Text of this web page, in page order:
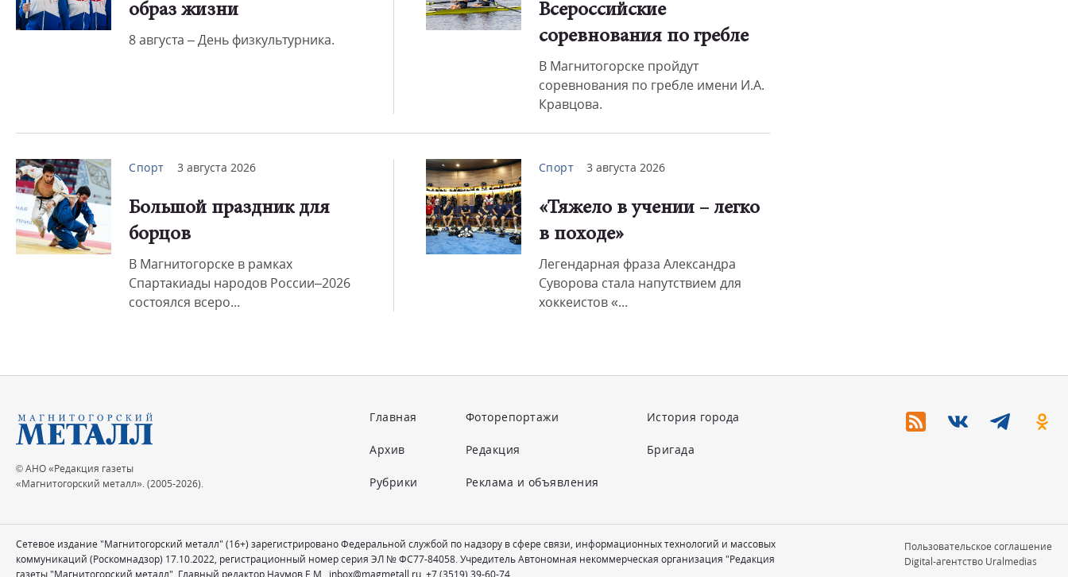
образ жизни
8 августа – День физкультурника.
Всероссийские
соревнования по гребле
В Магнитогорске пройдут
соревнования по гребле имени И.А.
Кравцова.
Спорт 3 августа 2026
Большой праздник для
борцов
В Магнитогорске в рамках
Спартакиады народов России–2026
состоялся всеро...
Спорт 3 августа 2026
«Тяжело в учении – легко
в походе»
Легендарная фраза Александра
Суворова стала напутствием для
хоккеистов «...
© АНО «Редакция газеты
«Магнитогорский металл». (2005-2026).
Главная
Архив
Рубрики
Фоторепортажи
Редакция
Реклама и объявления
История города
Бригада
Сетевое издание "Магнитогорский металл" (16+) зарегистрировано Федеральной службой по надзору в сфере связи, информационных технологий и массовых
коммуникаций (Роскомнадзор) 17.10.2022, регистрационный номер серия ЭЛ № ФС77-84058. Учредитель Автономная некоммерческая организация "Редакция
газеты "Магнитогорский металл". Главный редактор Наумов Е.М., inbox@magmetall.ru +7 (3519) 39-60-74
Пользовательское соглашение
Digital-агентство Uralmedias